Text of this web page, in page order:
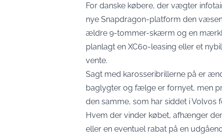
For danske købere, der vægter
nye Snapdragon-platform den
ældre 9-tommer-skærm og en
planlagt en XC60-leasing eller et
vente.
Sagt med karosseribrillerne på er
baglygter og fælge er fornyet, men
den samme, som har siddet i Volvos
Hvem der vinder købet, afhænger
eller en eventuel rabat på en